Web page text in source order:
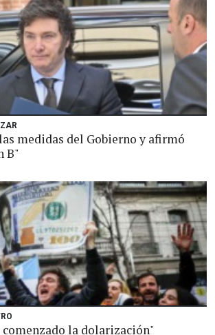
medidas del Gobierno y afirmó
B"
comenzado la dolarización"